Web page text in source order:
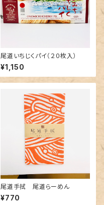
尾道いちじくパイ（２０枚入）
¥1,150
尾道手拭 尾道らーめん
¥770